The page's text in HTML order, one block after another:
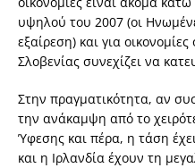
υψηλού του 2007 (οι
εξαίρεση) και για
Σλοβενίας συνεχίζει να
Στην πραγματικότητα, αν
την ανάκαμψη από το
Ύφεσης και πέρα, η τάση
και η Ιρλανδία έχουν τη